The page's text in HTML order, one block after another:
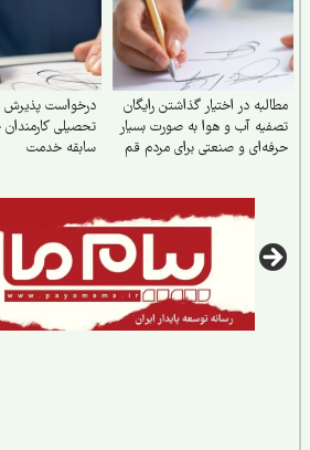
در اختیار گذاشتن رایگان
آب و هوا به‌ صورت بسیار
و صنعتی برای مردم قم
درخواست پذیرش سوابق
تحصیلی کارمندان جزو
سابقه خدمت